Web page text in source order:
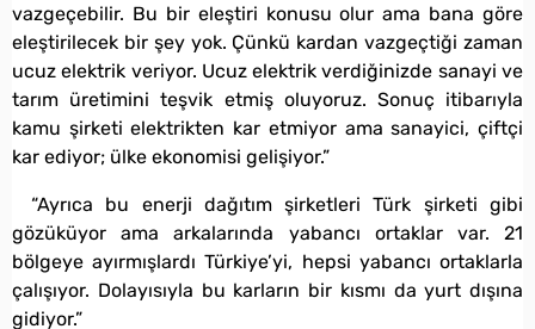
vazgeçebilir. Bu bir eleştiri konusu olur ama bana göre
eleştirilecek bir şey yok. Çünkü kardan vazgeçtiği zaman
ucuz elektrik veriyor. Ucuz elektrik verdiğinizde sanayi ve
tarım üretimini teşvik etmiş oluyoruz. Sonuç itibarıyla
kamu şirketi elektrikten kar etmiyor ama sanayici, çiftçi
kar ediyor; ülke ekonomisi gelişiyor.”
“Ayrıca bu enerji dağıtım şirketleri Türk şirketi gibi
gözüküyor ama arkalarında yabancı ortaklar var. 21
bölgeye ayırmışlardı Türkiye’yi, hepsi yabancı ortaklarla
çalışıyor. Dolayısıyla bu karların bir kısmı da yurt dışına
gidiyor.”